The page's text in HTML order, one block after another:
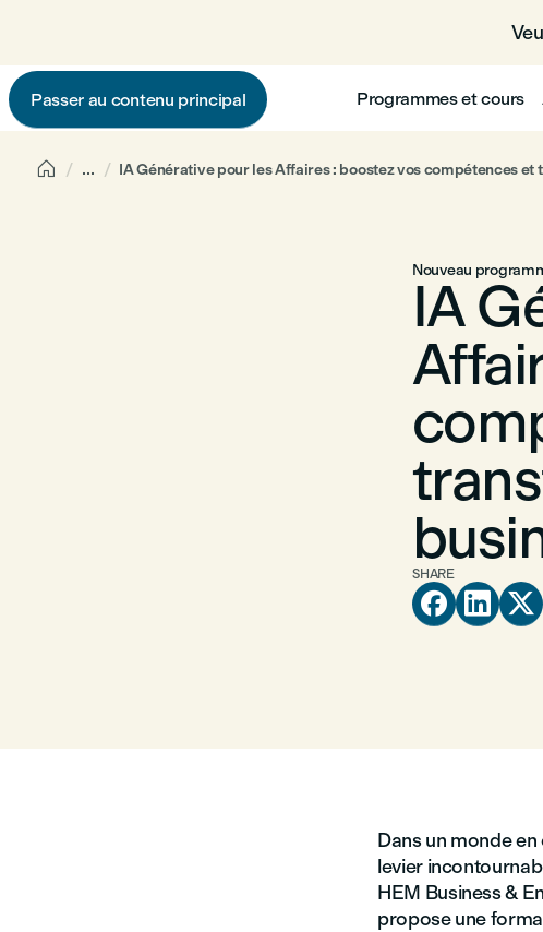
Passer au contenu principal Programmes et cours
 ... IA Générative pour les Affaires : boostez vos compétences
Nouveau
IA
SHARE
  
Dans un monde
levier
HEM Business &
propose une